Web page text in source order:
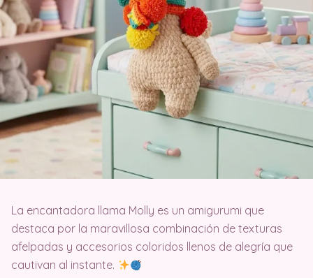
La encantadora llama Molly es un amigurumi que
destaca por la maravillosa combinación de texturas
afelpadas y accesorios coloridos llenos de alegría que
cautivan al instante.